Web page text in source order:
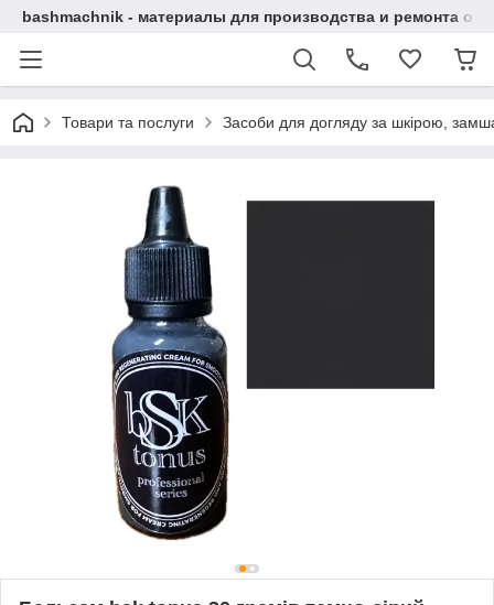
bashmachnik - материалы для производства и ремонта
Товари та послуги Засоби для догляду за шкірою,